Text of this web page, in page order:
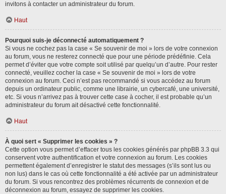
invitons à contacter un administrateur du forum.
Haut
Pourquoi suis-je déconnecté automatiquement ?
Si vous ne cochez pas la case « Se souvenir de moi » lors de votre connexion
au forum, vous ne resterez connecté que pour une période prédéfinie. Cela
permet d’éviter que votre compte soit utilisé par quelqu’un d’autre. Pour rester
connecté, veuillez cocher la case « Se souvenir de moi » lors de votre
connexion au forum. Ceci n’est pas recommandé si vous accédez au forum
depuis un ordinateur public, comme une librairie, un cybercafé, une université,
etc. Si vous n’arrivez pas à trouver cette case à cocher, il est probable qu’un
administrateur du forum ait désactivé cette fonctionnalité.
Haut
À quoi sert « Supprimer les cookies » ?
Cette option vous permet d’effacer tous les cookies générés par phpBB 3.3 qui
conservent votre authentification et votre connexion au forum. Les cookies
permettent également d’enregistrer le statut des messages (s’ils sont lus ou
non lus) dans le cas où cette fonctionnalité a été activée par un administrateur
du forum. Si vous rencontrez des problèmes récurrents de connexion et de
déconnexion au forum, essayez de supprimer les cookies.